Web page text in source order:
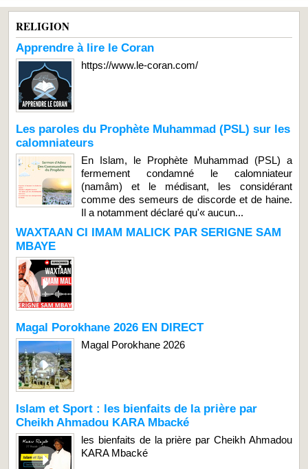
RELIGION
Apprendre à lire le Coran
https://www.le-coran.com/
Les paroles du Prophète Muhammad (PSL) sur les
calomniateurs
En Islam, le Prophète Muhammad (PSL) a
fermement condamné le calomniateur
(namâm) et le médisant, les considérant
comme des semeurs de discorde et de haine.
Il a notamment déclaré qu'« aucun...
WAXTAAN CI IMAM MALICK PAR SERIGNE SAM
MBAYE
Magal Porokhane 2026 EN DIRECT
Magal Porokhane 2026
Islam et Sport : les bienfaits de la prière par
Cheikh Ahmadou KARA Mbacké
les bienfaits de la prière par Cheikh Ahmadou
KARA Mbacké